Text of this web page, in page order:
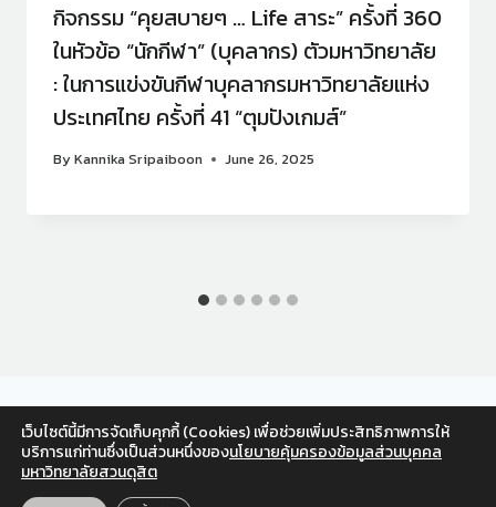
กิจกรรม “คุยสบายๆ … Life สาระ” ครั้งที่ 360
ในหัวข้อ “นักกีฬา” (บุคลากร) ตัวมหาวิทยาลัย
: ในการแข่งขันกีฬาบุคลากรมหาวิทยาลัยแห่ง
ประเทศไทย ครั้งที่ 41 “ตุมปังเกมส์”
ByKannika Sripaiboon June 26, 2025
Facebook Twitter Instagram
YouTube
สำหรับเจ้าหน้าที่
เว็บไซต์นี้มีการจัดเก็บคุกกี้ (Cookies) เพื่อช่วยเพิ่มประสิทธิภาพการให้
บริการแก่ท่านซึ่งเป็นส่วนหนึ่งของนโยบายคุ้มครองข้อมูลส่วนบุคคล
มหาวิทยาลัยสวนดุสิต